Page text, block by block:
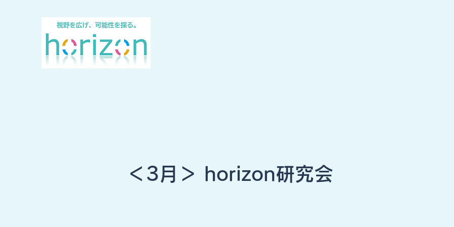
＜3月＞ horizon研究会